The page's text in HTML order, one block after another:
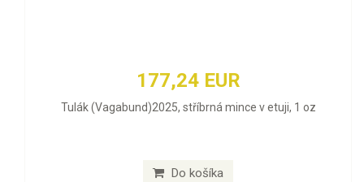
177,24 EUR
Tulák (Vagabund)2025, stříbrná mince v etuji, 1 oz
Do košíka